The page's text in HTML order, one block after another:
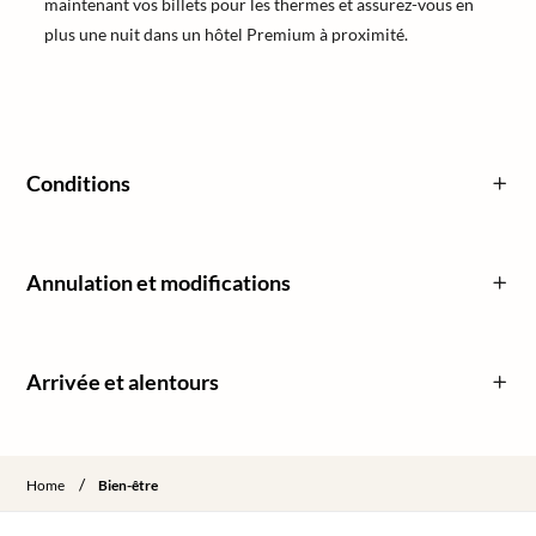
maintenant vos billets pour les thermes et assurez-vous en
plus une nuit dans un hôtel Premium à proximité.
Conditions
Annulation et modifications
Arrivée et alentours
Home / Bien-être